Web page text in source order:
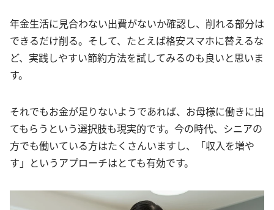
年金生活に見合わない出費がないか確認し、削れる部分は
できるだけ削る。そして、たとえば格安スマホに替えるな
ど、実践しやすい節約方法を試してみるのも良いと思いま
す。
それでもお金が足りないようであれば、お母様に働きに出
てもらうという選択肢も現実的です。今の時代、シニアの
方でも働いている方はたくさんいますし、「収入を増や
す」というアプローチはとても有効です。